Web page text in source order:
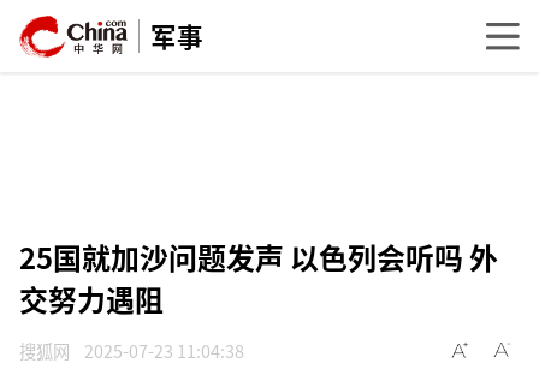
军事
25国就加沙问题发声 以色列会听吗 外
交努力遇阻
搜狐网 2025-07-23 11:04:38